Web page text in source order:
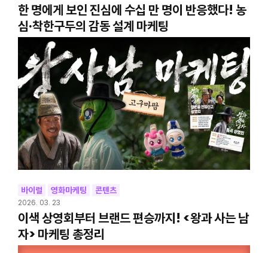
한 명에게 보인 진심에 수십 만 명이 반응했다! 농
심·착한구두의 감동 설계 마케팅
바이럴 영화마케팅 콘텐츠
2026. 03. 23
이색 상영회부터 브랜드 편승까지! <왕과 사는 남
자> 마케팅 총정리